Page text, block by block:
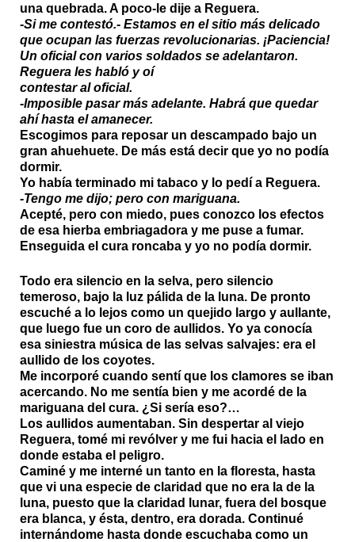
una quebrada. A poco-le dije a Reguera.
-Si me contestó.- Estamos en el sitio más delicado
que ocupan las fuerzas revolucionarias. ¡Paciencia!
Un oficial con varios soldados se adelantaron.
Reguera les habló y oí
contestar al oficial.
-Imposible pasar más adelante. Habrá que quedar
ahí hasta el amanecer.
Escogimos para reposar un descampado bajo un
gran ahuehuete. De más está decir que yo no podía
dormir.
Yo había terminado mi tabaco y lo pedí a Reguera.
-Tengo me dijo; pero con mariguana.
Acepté, pero con miedo, pues conozco los efectos
de esa hierba embriagadora y me puse a fumar.
Enseguida el cura roncaba y yo no podía dormir.
Todo era silencio en la selva, pero silencio
temeroso, bajo la luz pálida de la luna. De pronto
escuché a lo lejos como un quejido largo y aullante,
que luego fue un coro de aullidos. Yo ya conocía
esa siniestra música de las selvas salvajes: era el
aullido de los coyotes.
Me incorporé cuando sentí que los clamores se iban
acercando. No me sentía bien y me acordé de la
mariguana del cura. ¿Si sería eso?…
Los aullidos aumentaban. Sin despertar al viejo
Reguera, tomé mi revólver y me fui hacia el lado en
donde estaba el peligro.
Caminé y me interné un tanto en la floresta, hasta
que vi una especie de claridad que no era la de la
luna, puesto que la claridad lunar, fuera del bosque
era blanca, y ésta, dentro, era dorada. Continué
internándome hasta donde escuchaba como un